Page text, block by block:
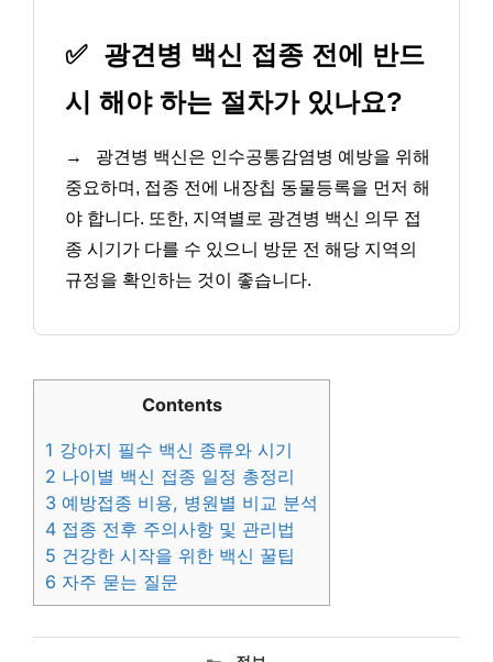
✅ 광견병 백신 접종 전에 반드
시 해야 하는 절차가 있나요?
→
광견병 백신은 인수공통감염병 예방을 위해
중요하며, 접종 전에 내장칩 동물등록을 먼저 해
야 합니다. 또한, 지역별로 광견병 백신 의무 접
종 시기가 다를 수 있으니 방문 전 해당 지역의
규정을 확인하는 것이 좋습니다.
Contents
1 강아지 필수 백신 종류와 시기
2 나이별 백신 접종 일정 총정리
3 예방접종 비용, 병원별 비교 분석
4 접종 전후 주의사항 및 관리법
5 건강한 시작을 위한 백신 꿀팁
6 자주 묻는 질문
카